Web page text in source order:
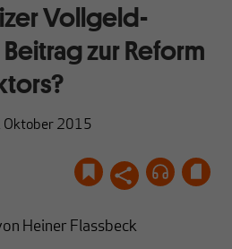
Vollgeld-
zur Reform
Oktober 2015
Heiner Flassbeck